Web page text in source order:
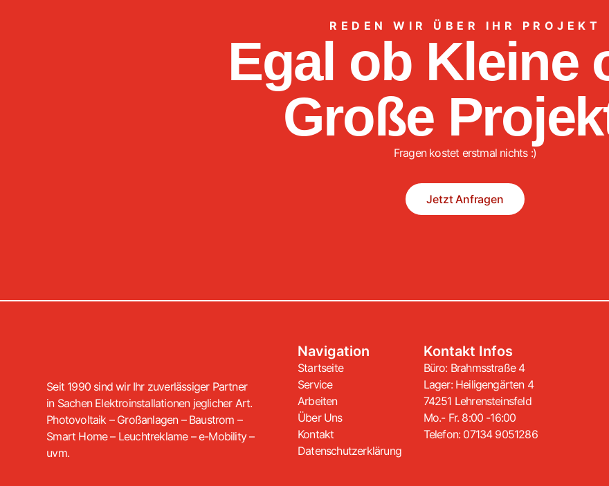
REDEN WIR ÜBER IHR PROJEKT
Egal ob Kleine
Große
Fragen kostet erstmal nichts :)
Jetzt Anfragen
Seit 1990 sind wir Ihr zuverlässiger Partner
in Sachen Elektroinstallationen jeglicher Art.
Photovoltaik – Großanlagen – Baustrom –
Smart Home – Leuchtreklame – e-Mobility –
uvm.
Navigation
Startseite
Service
Arbeiten
Über Uns
Kontakt
Datenschutzerklärung
Kontakt Infos
Büro: Brahmsstraße 4
Lager: Heiligengärten 4
74251 Lehrensteinsfeld
Mo.- Fr. 8:00 -16:00
Telefon: 07134 9051286